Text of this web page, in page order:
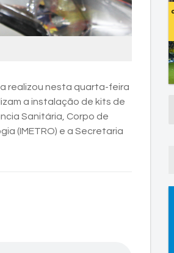
realizou nesta quarta-feira
a instalação de kits de
Sanitária, Corpo de
(IMETRO) e a Secretaria